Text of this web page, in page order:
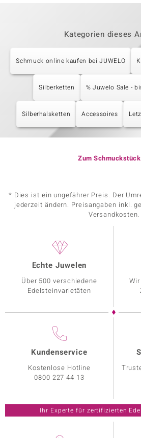
Kategorien dieses
Schmuck online kaufen bei JUWELO
Silberketten % Juwelo Sale -
Silberhalsketten Accessoires
Zum Schmuckstück
* Dies ist ein ungefährer Preis. Der
jederzeit ändern. Preisangaben inkl.
Versandkosten.
Echte Juwelen
Über 500 verschiedene
Edelsteinvarietäten
Kundenservice
Kostenlose Hotline
0800 227 44 13
Ihr Experte für zertifizierten